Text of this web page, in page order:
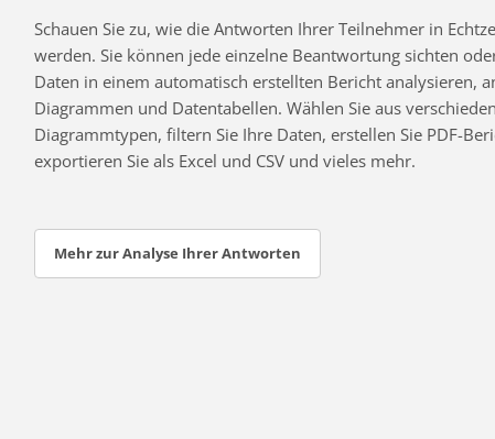
Schauen Sie zu, wie die Antworten Ihrer Teilnehmer in
werden. Sie können jede einzelne Beantwortung sichten
Daten in einem automatisch erstellten Bericht analysieren,
Diagrammen und Datentabellen. Wählen Sie aus
Diagrammtypen, filtern Sie Ihre Daten, erstellen Sie PDF-
exportieren Sie als Excel und CSV und vieles mehr.
Mehr zur Analyse Ihrer Antworten